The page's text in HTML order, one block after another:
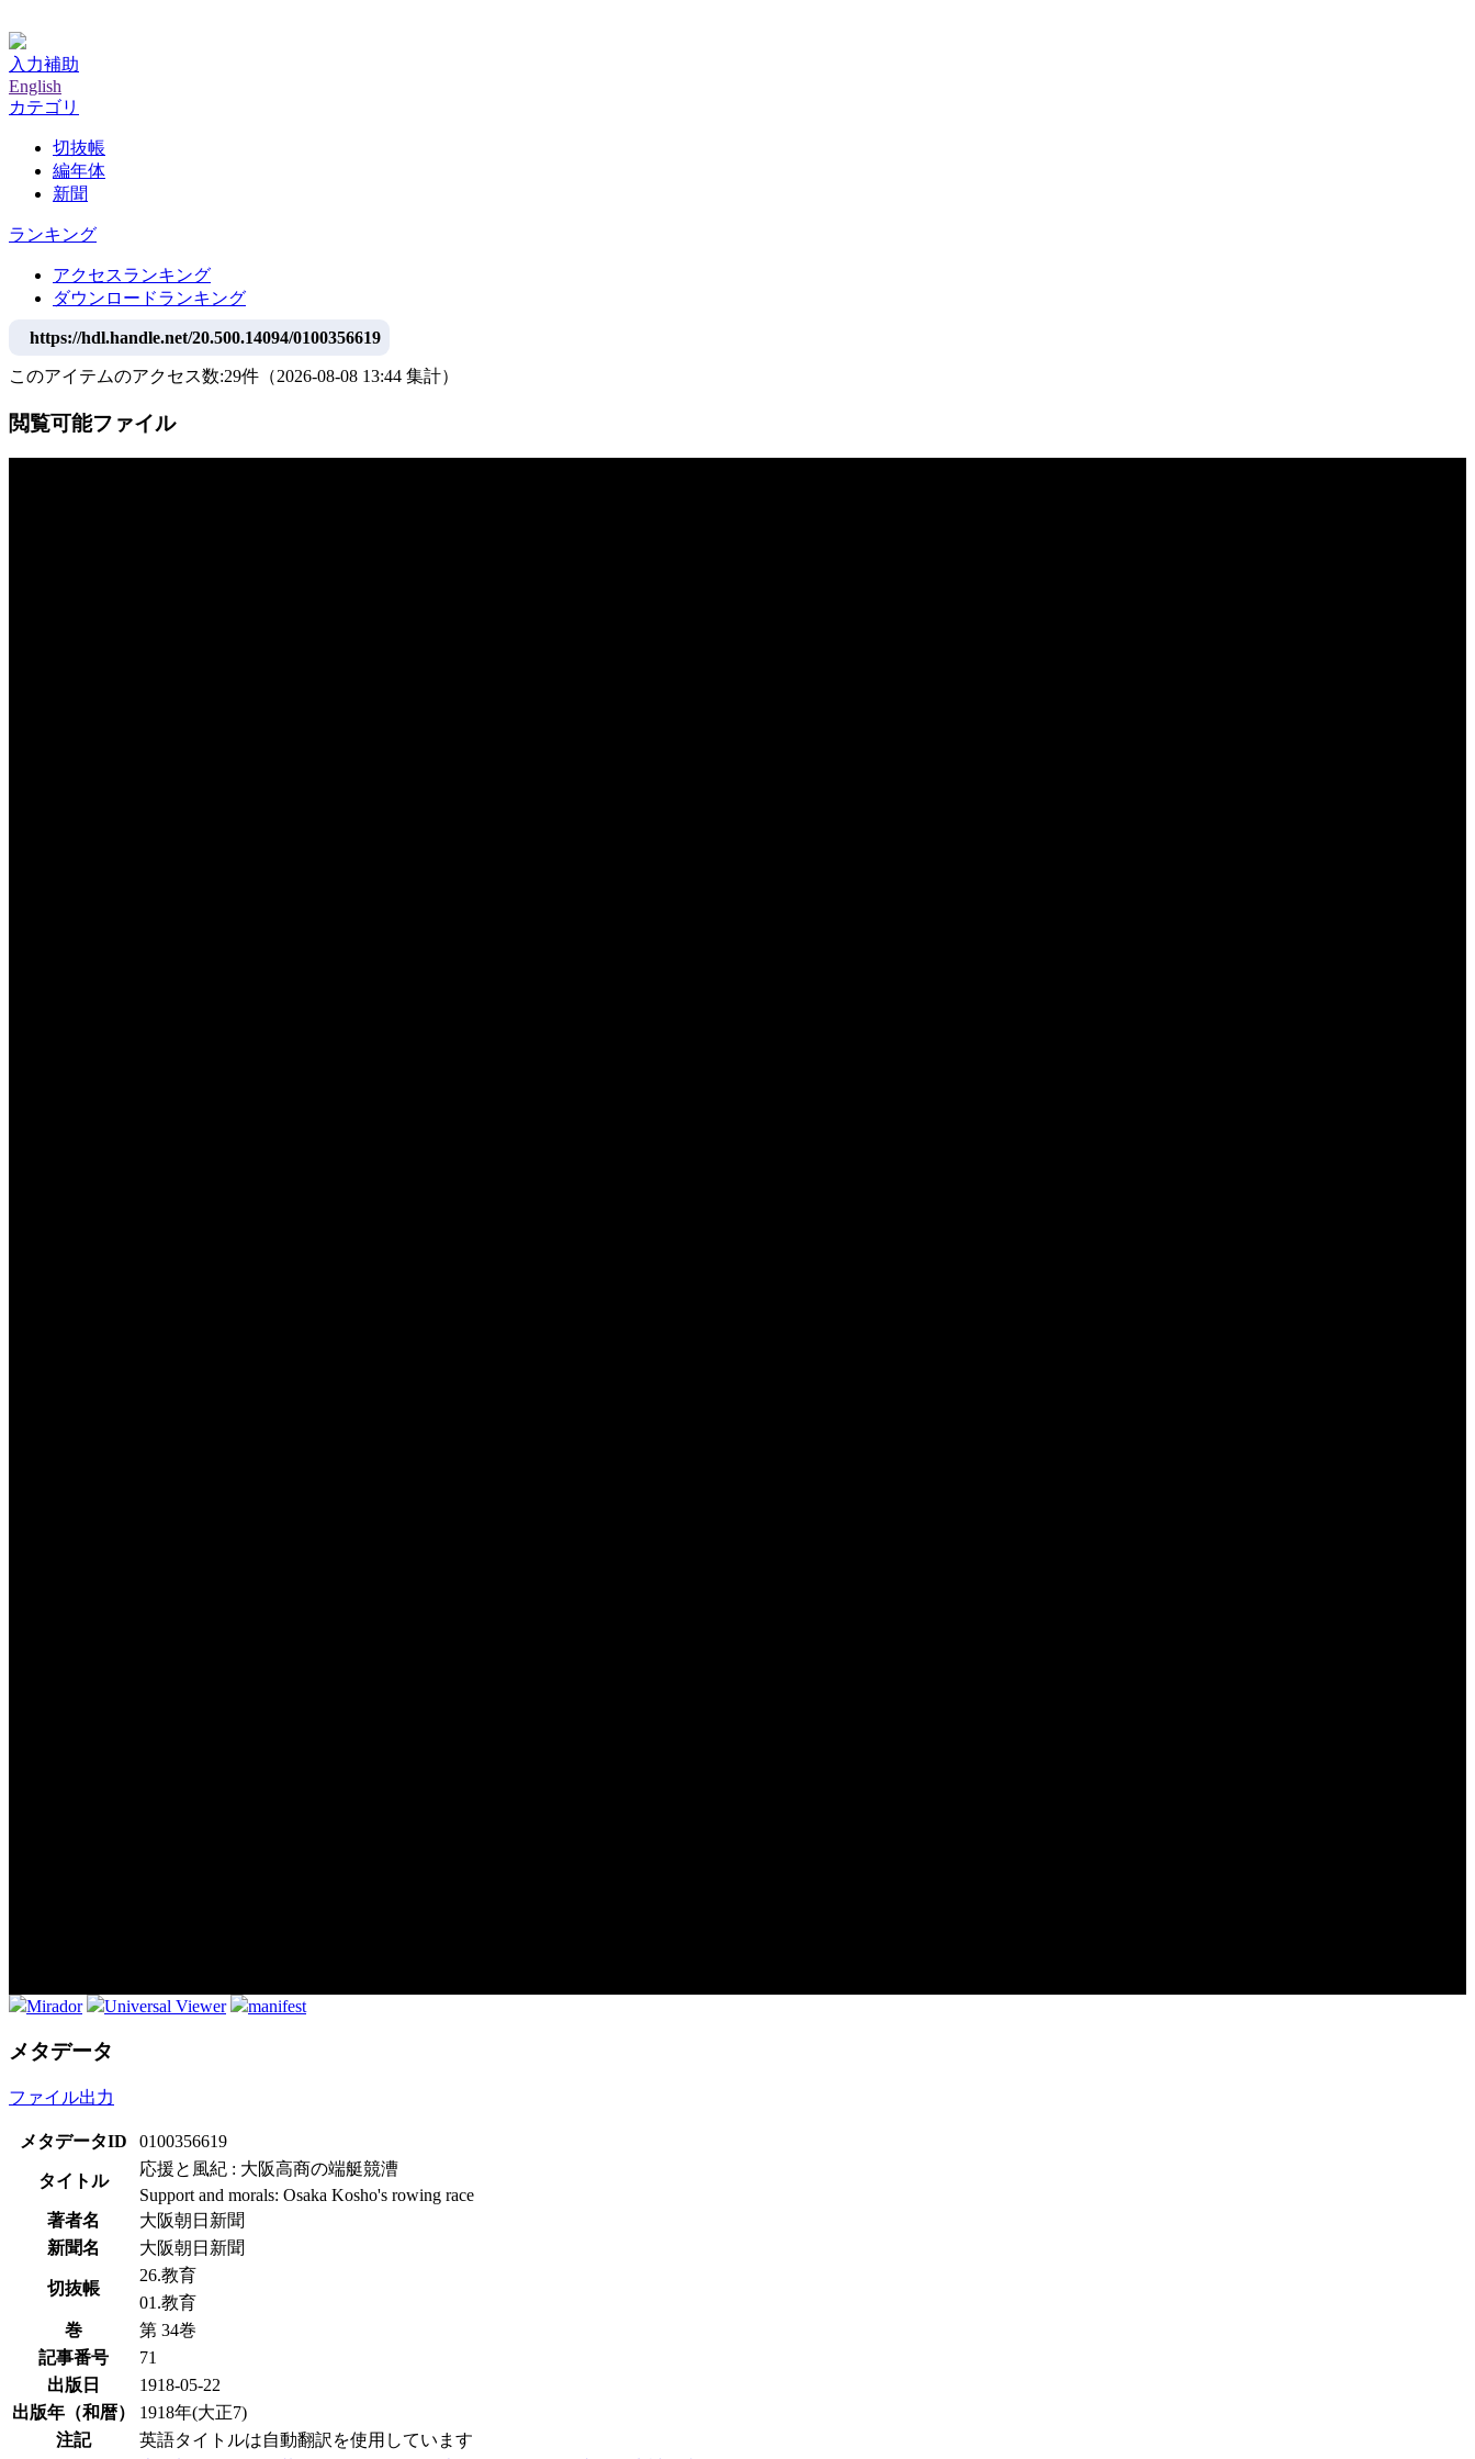
入力補助
English
カテゴリ
切抜帳
編年体
新聞
ランキング
アクセスランキング
ダウンロードランキング
https://hdl.handle.net/20.500.14094/0100356619
このアイテムのアクセス数:29件 （2026-08-08 13:44 集計）
閲覧可能ファイル
Mirador Universal Viewer manifest
メタデータ
ファイル出力
メタデータID 0100356619
タイトル
応援と風紀 : 大阪高商の端艇競漕
Support and morals: Osaka Kosho's rowing race
著者名
大阪朝日新聞
新聞名
大阪朝日新聞
切抜帳
26.教育
01.教育
巻
第 34巻
記事番号
71
出版日
1918-05-22
出版年（和暦）
1918年(大正7)
注記
英語タイトルは自動翻訳を使用しています